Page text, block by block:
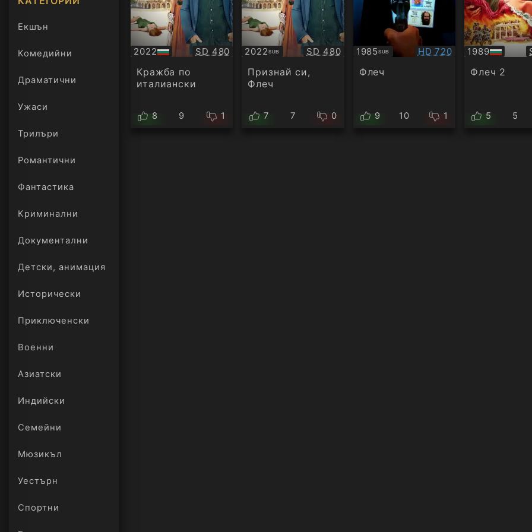
Екшън
Комедийни
Драматични
Ужаси
Трилъри
онлайн
Романтични
Фантастика
Криминални
Документални
Детски, анимация
Исторически
Приключенски
Военни
Азиатски
Индийски
Семейни
Мюзикъл
Уестърн
Спортни
2022
БГ
аудио
Качество:
SD 480
Кражба по
италиански
8 9 1
2022SUB
Субтитри Качество:
SD 480
Признай си,
Флеч
7 7 0
1985SUB
Субтитри Качество:
HD 720
Флеч
9 10 1
1989
БГ
аудио
Флеч 2
5 5